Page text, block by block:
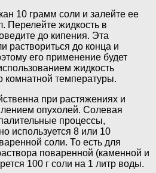
10 грамм соли и залейте ее
Перелейте жидкость в
до кипения. Эта
раствориться до конца и
его применение будет
жидкость
комнатной температуры.
при растяжениях и
опухолей. Солевая
процессы,
используется 8 или 10
соли. То есть для
поваренной (каменной и
100 г соли на 1 литр воды.